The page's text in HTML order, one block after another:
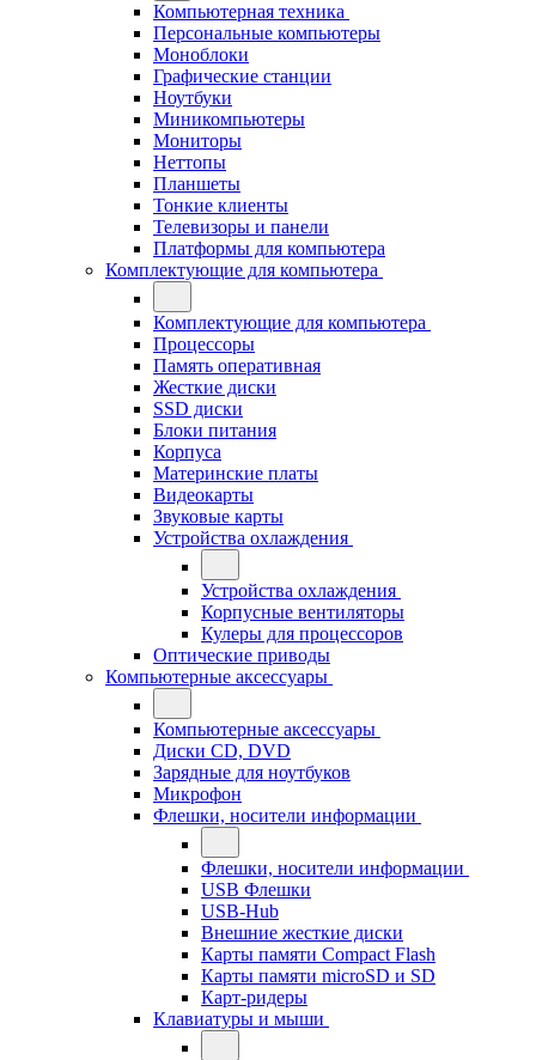
Компьютерная техника
Персональные компьютеры
Моноблоки
Графические станции
Ноутбуки
Миникомпьютеры
Мониторы
Неттопы
Планшеты
Тонкие клиенты
Телевизоры и панели
Платформы для компьютера
Комплектующие для компьютера
Комплектующие для компьютера
Процессоры
Память оперативная
Жесткие диски
SSD диски
Блоки питания
Корпуса
Материнские платы
Видеокарты
Звуковые карты
Устройства охлаждения
Устройства охлаждения
Корпусные вентиляторы
Кулеры для процессоров
Оптические приводы
Компьютерные аксессуары
Компьютерные аксессуары
Диски CD, DVD
Зарядные для ноутбуков
Микрофон
Флешки, носители информации
Флешки, носители информации
USB Флешки
USB-Hub
Внешние жесткие диски
Карты памяти Compact Flash
Карты памяти microSD и SD
Карт-ридеры
Клавиатуры и мыши